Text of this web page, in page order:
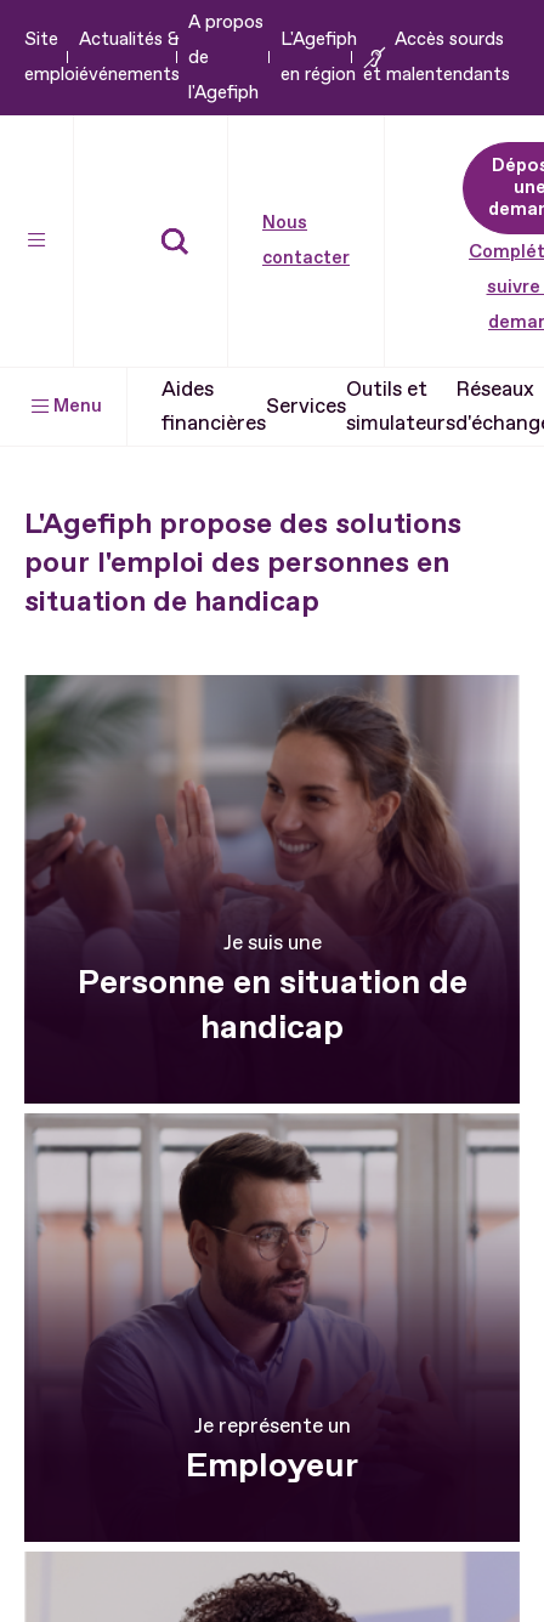
Aller
Site
emploi
Actualités &
événements
A propos
de
l'Agefiph
L'Agefiph
en région
Accès sourds
et malentendants
Nous
contacter
suivre
Menu
Aides
financières
Services
Outils et
simulateurs
Réseaux
L'Agefiph propose des solutions
pour l'emploi des personnes en
situation de handicap
Je suis une
Personne en situation de
handicap
Je représente un
Employeur